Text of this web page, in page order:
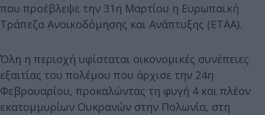
που προέβλεψε την 31η Μαρτίου η Ευρωπαϊκή
Τράπεζα Ανοικοδόμησης και Ανάπτυξης (ΕΤΑΑ).
Όλη η περιοχή υφίσταται οικονομικές συνέπειες
εξαιτίας του πολέμου που άρχισε την 24η
Φεβρουαρίου, προκαλώντας τη φυγή 4 και πλέον
εκατομμυρίων Ουκρανών στην Πολωνία, στη